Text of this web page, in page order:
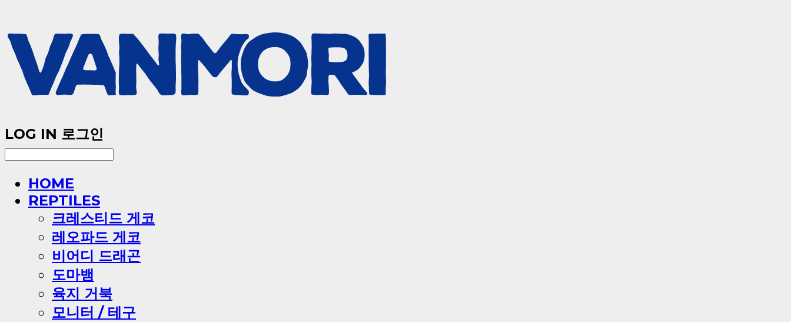
LOG IN 로그인
HOME
REPTILES
크레스티드 게코
레오파드 게코
비어디 드래곤
도마뱀
육지 거북
모니터 / 테구